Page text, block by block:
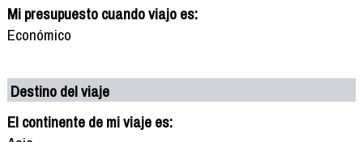
Mi presupuesto cuando viajo es:
Económico
Destino del viaje
El continente de mi viaje es: